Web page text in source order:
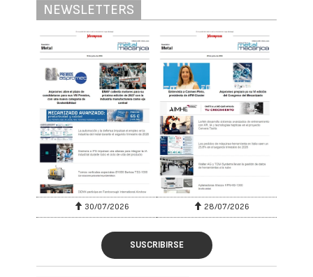
NEWSLETTERS
30/07/2026 28/07/2026
SUSCRIBIRSE